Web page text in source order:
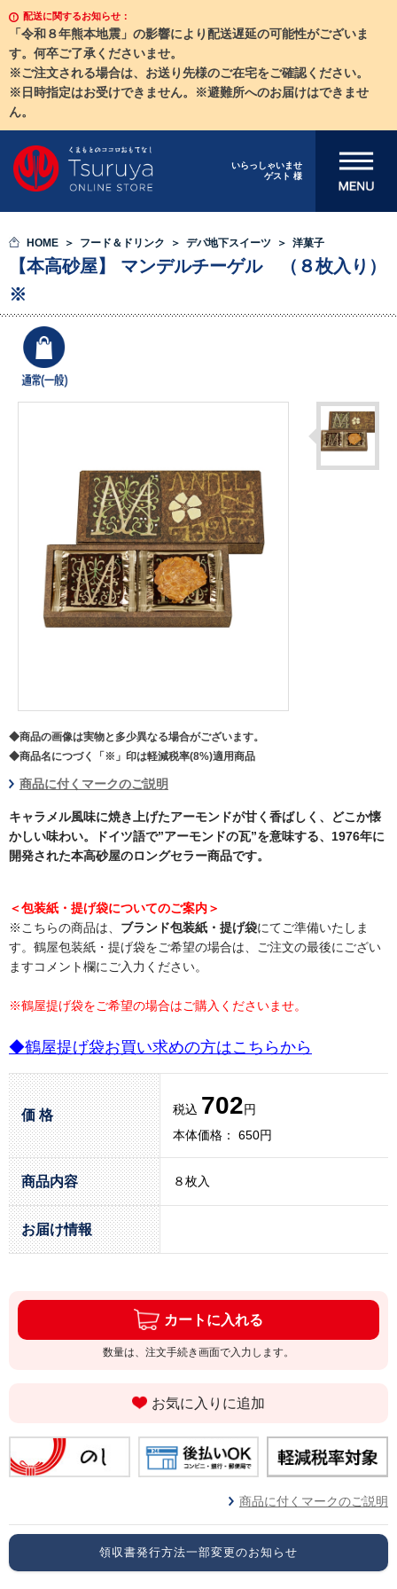
配送に関するお知らせ：
「令和８年熊本地震」の影響により配送遅延の可能性がございま
す。何卒ご了承くださいませ。
※ご注文される場合は、お送り先様のご在宅をご確認ください。
※日時指定はお受けできません。※避難所へのお届けはできませ
ん。
いらっしゃいませ
ゲスト 様
メニューを開
HOME フード＆ドリンク デパ地下スイーツ 洋菓子
【本高砂屋】 マンデルチーゲル （８枚入り）
※
◆商品の画像は実物と多少異なる場合がございます。
◆商品名につづく「※」印は軽減税率(8%)適用商品
商品に付くマークのご説明
キャラメル風味に焼き上げたアーモンドが甘く香ばしく、どこか懐
かしい味わい。ドイツ語で”アーモンドの瓦”を意味する、1976年に
開発された本高砂屋のロングセラー商品です。
＜包装紙・提げ袋についてのご案内＞
※こちらの商品は、 ブランド包装紙・提げ袋にてご準備いたしま
す。鶴屋包装紙・提げ袋をご希望の場合は、ご注文の最後にござい
ますコメント欄にご入力ください。
※鶴屋提げ袋をご希望の場合はご購入くださいませ。
◆鶴屋提げ袋お買い求めの方はこちらから
価 格 税込 702円
本体価格： 650円
商品内容 ８枚入
お届け情報
カートに入れる
数量は、注文手続き画面で入力します。
お気に入りに追加
商品に付くマークのご説明
領収書発行方法一部変更のお知らせ